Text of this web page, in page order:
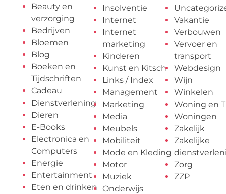
Beauty en
verzorging
Bedrijven
Bloemen
Blog
Boeken en
Tijdschriften
Cadeau
Dienstverlening
Dieren
E-Books
Electronica en
Computers
Energie
Entertainment
Eten en drinken
Insolventie
Internet
Internet
marketing
Kinderen
Kunst en Kitsch
Links / Index
Management
Marketing
Media
Meubels
Mobiliteit
Mode en Kleding
Motor
Muziek
Onderwijs
Vakantie
Verbouwen
Vervoer en
transport
Webdesign
Wijn
Winkelen
Woning en
Woningen
Zakelijk
Zakelijke
Zorg
ZZP